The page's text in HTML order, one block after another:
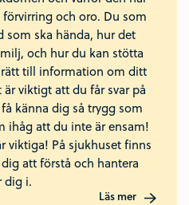
och oro. Du som
som ska hända, hur det
och hur du kan stötta
till information om ditt
viktigt att du får svar på
känna dig så trygg som
ihåg att du inte är ensam!
viktiga! På sjukhuset finns
att förstå och hantera
dig i.
Läs mer